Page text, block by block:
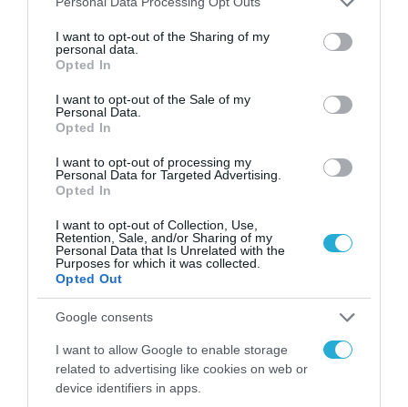
not limited to your visit or usage behaviour. You may click to
grant or deny consent to Google and its third-party tags to
use your data for below specified purposes in below Google
consent section.
I want to opt-out of the Sharing of my
personal data.
Opted In
I want to opt-out of the Sale of my
Personal Data.
Opted In
I want to opt-out of processing my
Personal Data for Targeted Advertising.
Opted In
I want to opt-out of Collection, Use,
Retention, Sale, and/or Sharing of my
Personal Data that Is Unrelated with the
Purposes for which it was collected.
Opted Out
Google consents
I want to allow Google to enable storage
related to advertising like cookies on web or
device identifiers in apps.
το κράτος, μπορούν να επιταχύνουν την
υιοθέτηση καινοτομιών με άμεσο κοινωνικό
και οικονομικό όφελος.
Τέλος, η ενίσχυση της εξωστρέφειας των
επιχειρήσεων, μέσω διεθνούς δικτύωσης,
συμμετοχής σε εκθέσεις, στρατηγικού
branding και διασύνδεσης με ευρωπαϊκά
clusters, μπορεί να δώσει στις ελληνικές
επιχειρήσεις τη θέση που τους αξίζει στον
παγκόσμιο τεχνολογικό χάρτη.
Συλλογική στόχευση για ένα ανταγωνιστικό
οικοσύστημα καινοτομίας
Η Θεσσαλονίκη συγκεντρώνει σήμερα όλα τα